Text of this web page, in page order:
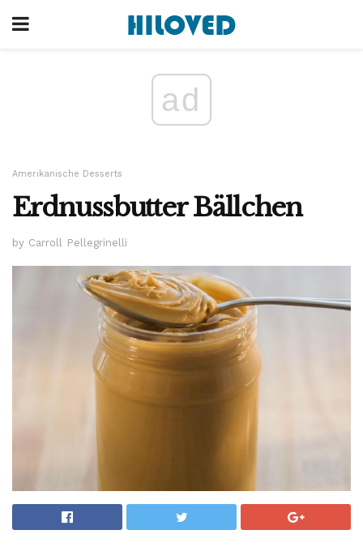
ad
Amerikanische Desserts
Erdnussbutter Bällchen
by Carroll Pellegrinelli